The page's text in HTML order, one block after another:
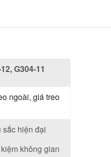
G304-11
ngoài, giá treo
sắc hiện đại
không gian